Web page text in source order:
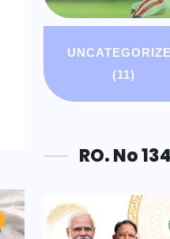
(11)
RO. No